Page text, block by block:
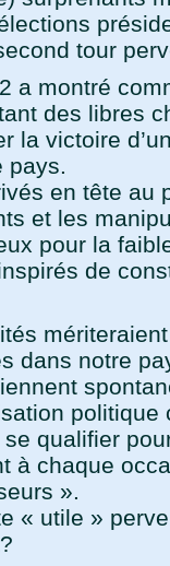
tour
a montré
des libres
la victoire
pays.
en tête au
et les
pour la
de
dans notre
politique
qualifier
à chaque
».
« utile »